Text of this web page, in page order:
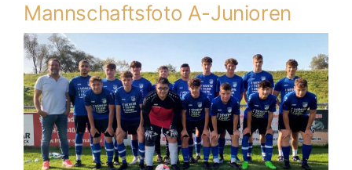
Mannschaftsfoto A-Junioren